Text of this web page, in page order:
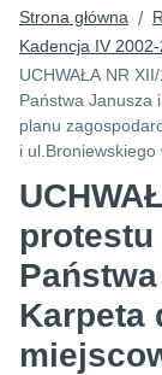
Strona główna /
Kadencja IV
UCHWAŁA NR
Państwa Janusza
planu
i ul.Broniewskiego
protestu
Karpeta